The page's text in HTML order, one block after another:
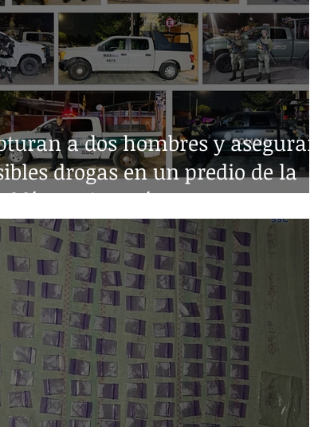
a dos hombres y aseguran
drogas en un predio de la
Benito Juárez